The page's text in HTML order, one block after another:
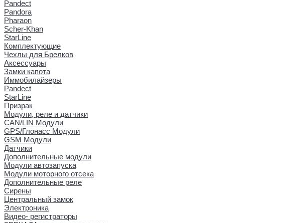
Pandect
Pandora
Pharaon
Scher-Khan
StarLine
Комплектующие
Чехлы для Брелков
Аксессуары
Замки капота
Иммобилайзеры
Pandect
StarLine
Призрак
Модули, реле и датчики
CAN/LIN Модули
GPS/Глонасс Модули
GSM Модули
Датчики
Дополнительные модули
Модули автозапуска
Модули моторного отсека
Дополнительные реле
Сирены
Центральный замок
Электроника
Видео- регистраторы